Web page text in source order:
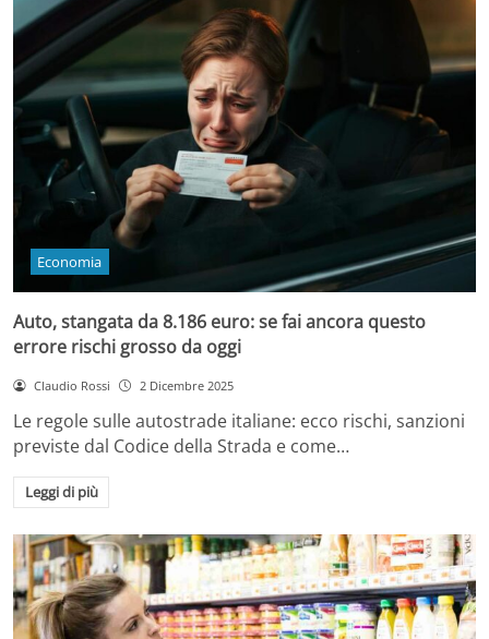
Economia
Auto, stangata da 8.186 euro: se fai ancora questo
errore rischi grosso da oggi
Claudio Rossi 2 Dicembre 2025
Le regole sulle autostrade italiane: ecco rischi, sanzioni
previste dal Codice della Strada e come…
Leggi di più